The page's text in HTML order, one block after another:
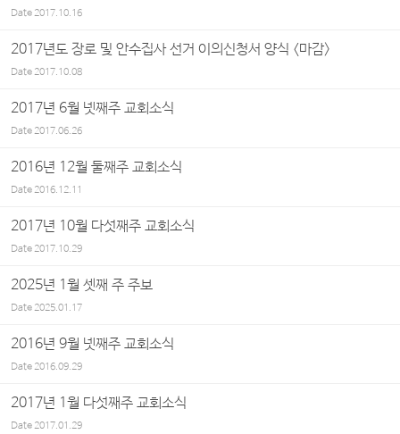
Date2017.10.16
2017년도 장로 및 안수집사 선거 이의신청서 양식 <마감>
Date2017.10.08
2017년 6월 넷째주 교회소식
Date2017.06.26
2016년 12월 둘째주 교회소식
Date2016.12.11
2017년 10월 다섯째주 교회소식
Date2017.10.29
2025년 1월 셋째 주 주보
Date2025.01.17
2016년 9월 넷째주 교회소식
Date2016.09.29
2017년 1월 다섯째주 교회소식
Date2017.01.29